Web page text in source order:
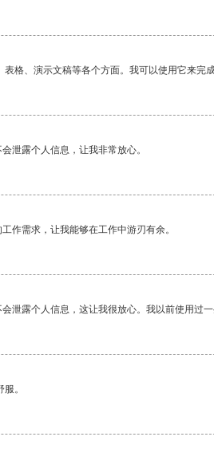
格、演示文稿等各个方面。我可以使用它来完
泄露个人信息，让我非常放心。
作需求，让我能够在工作中游刃有余。
泄露个人信息，这让我很放心。我以前使用过
。